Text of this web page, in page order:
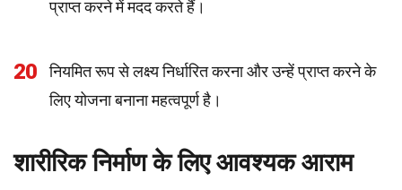
प्राप्त करने में मदद करते हैं।
20
नियमित रूप से लक्ष्य निर्धारित करना और उन्हें प्राप्त करने के
लिए योजना बनाना महत्वपूर्ण है।
शारीरिक निर्माण के लिए आवश्यक आराम